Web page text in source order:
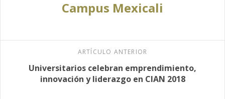
Campus Mexicali
ARTÍCULO ANTERIOR
Universitarios celebran emprendimiento,
innovación y liderazgo en CIAN 2018